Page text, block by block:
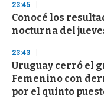
d
s
o
f
3
s
e
c
o
23:45
Conocé los
nocturna del
23:43
Uruguay cerró el
Femenino con
por el quinto